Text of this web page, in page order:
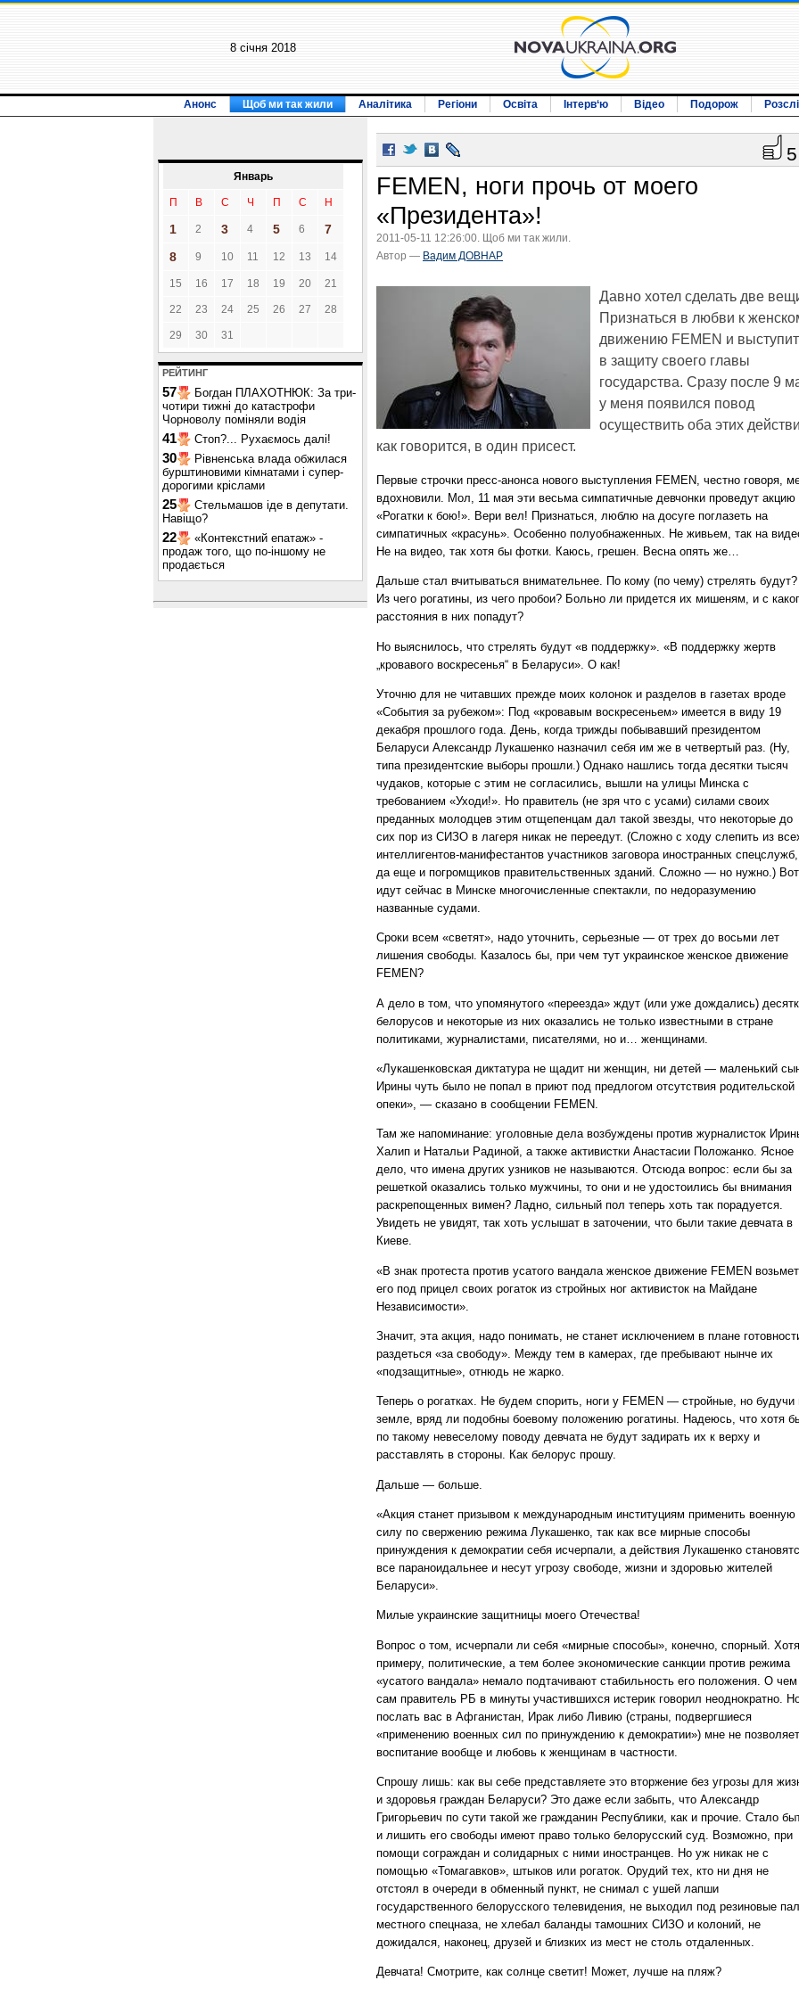
8 січня 2018
Анонс Щоб ми так жили Аналітика Регіони Освіта Інтерв‘ю Відео Подорож
Январь
П В С Ч П С Н
1 2 3 4 5 6
7
8
9 10 11 12 13 14
15 16 17 18 19 20 21
22 23 24 25 26 27 28
29 30 31
РЕЙТИНГ
57
Богдан ПЛАХОТНЮК: За три-
чотири тижні до катастрофи
Чорноволу поміняли водія
41 Стоп?... Рухаємось далі!
30
Рівненська влада обжилася
бурштиновими кімнатами і супер-
дорогими кріслами
25
Стельмашов іде в депутати.
Навіщо?
22
«Контекстний епатаж» -
продаж того, що по-іншому не
продається
5
FEMEN, ноги прочь от моего
«Президента»!
2011-05-11 12:26:00. Щоб ми так жили.
Автор — Вадим ДОВНАР
Давно хотел сделать две
Признаться в любви к
движению FEMEN и
в защиту своего главы
государства. Сразу после 9
у меня появился повод
осуществить оба этих
как говорится, в один присест.
Первые строчки пресс-анонса нового выступления FEMEN, честно говоря,
вдохновили. Мол, 11 мая эти весьма симпатичные девчонки проведут акцию
«Рогатки к бою!». Вери вел! Признаться, люблю на досуге поглазеть на
симпатичных «красунь». Особенно полуобнаженных. Не живьем, так на
Не на видео, так хотя бы фотки. Каюсь, грешен. Весна опять же…
Дальше стал вчитываться внимательнее. По кому (по чему) стрелять будут?
Из чего рогатины, из чего пробои? Больно ли придется их мишеням, и с
расстояния в них попадут?
Но выяснилось, что стрелять будут «в поддержку». «В поддержку жертв
„кровавого воскресенья“ в Беларуси». О как!
Уточню для не читавших прежде моих колонок и разделов в газетах вроде
«События за рубежом»: Под «кровавым воскресеньем» имеется в виду 19
декабря прошлого года. День, когда трижды побывавший президентом
Беларуси Александр Лукашенко назначил себя им же в четвертый раз. (Ну,
типа президентские выборы прошли.) Однако нашлись тогда десятки тысяч
чудаков, которые с этим не согласились, вышли на улицы Минска с
требованием «Уходи!». Но правитель (не зря что с усами) силами своих
преданных молодцев этим отщепенцам дал такой звезды, что некоторые до
сих пор из СИЗО в лагеря никак не переедут. (Сложно с ходу слепить из
интеллигентов-манифестантов участников заговора иностранных спецслужб,
да еще и погромщиков правительственных зданий. Сложно — но нужно.)
идут сейчас в Минске многочисленные спектакли, по недоразумению
названные судами.
Сроки всем «светят», надо уточнить, серьезные — от трех до восьми лет
лишения свободы. Казалось бы, при чем тут украинское женское движение
FEMEN?
А дело в том, что упомянутого «переезда» ждут (или уже дождались)
белорусов и некоторые из них оказались не только известными в стране
политиками, журналистами, писателями, но и… женщинами.
«Лукашенковская диктатура не щадит ни женщин, ни детей — маленький
Ирины чуть было не попал в приют под предлогом отсутствия родительской
опеки», — сказано в сообщении FEMEN.
Там же напоминание: уголовные дела возбуждены против журналисток
Халип и Натальи Радиной, а также активистки Анастасии Положанко. Ясное
дело, что имена других узников не называются. Отсюда вопрос: если бы за
решеткой оказались только мужчины, то они и не удостоились бы внимания
раскрепощенных вимен? Ладно, сильный пол теперь хоть так порадуется.
Увидеть не увидят, так хоть услышат в заточении, что были такие девчата в
Киеве.
«В знак протеста против усатого вандала женское движение FEMEN возьмет
его под прицел своих рогаток из стройных ног активисток на Майдане
Независимости».
Значит, эта акция, надо понимать, не станет исключением в плане
раздеться «за свободу». Между тем в камерах, где пребывают нынче их
«подзащитные», отнюдь не жарко.
Теперь о рогатках. Не будем спорить, ноги у FEMEN — стройные, но будучи
земле, вряд ли подобны боевому положению рогатины. Надеюсь, что хотя
по такому невеселому поводу девчата не будут задирать их к верху и
расставлять в стороны. Как белорус прошу.
Дальше — больше.
«Акция станет призывом к международным институциям применить военную
силу по свержению режима Лукашенко, так как все мирные способы
принуждения к демократии себя исчерпали, а действия Лукашенко
все параноидальнее и несут угрозу свободе, жизни и здоровью жителей
Беларуси».
Милые украинские защитницы моего Отечества!
Вопрос о том, исчерпали ли себя «мирные способы», конечно, спорный.
примеру, политические, а тем более экономические санкции против режима
«усатого вандала» немало подтачивают стабильность его положения. О чем
сам правитель РБ в минуты участившихся истерик говорил неоднократно.
послать вас в Афганистан, Ирак либо Ливию (страны, подвергшиеся
«применению военных сил по принуждению к демократии») мне не позволяет
воспитание вообще и любовь к женщинам в частности.
Спрошу лишь: как вы себе представляете это вторжение без угрозы для
и здоровья граждан Беларуси? Это даже если забыть, что Александр
Григорьевич по сути такой же гражданин Республики, как и прочие. Стало
и лишить его свободы имеют право только белорусский суд. Возможно, при
помощи сограждан и солидарных с ними иностранцев. Но уж никак не с
помощью «Томагавков», штыков или рогаток. Орудий тех, кто ни дня не
отстоял в очереди в обменный пункт, не снимал с ушей лапши
государственного белорусского телевидения, не выходил под резиновые
местного спецназа, не хлебал баланды тамошних СИЗО и колоний, не
дожидался, наконец, друзей и близких из мест не столь отдаленных.
Девчата! Смотрите, как солнце светит! Может, лучше на пляж?